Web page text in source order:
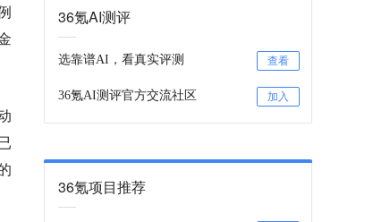
36氪AI测评
选靠谱AI，看真实评测 查看
36氪AI测评官方交流社区 加入
36氪项目推荐